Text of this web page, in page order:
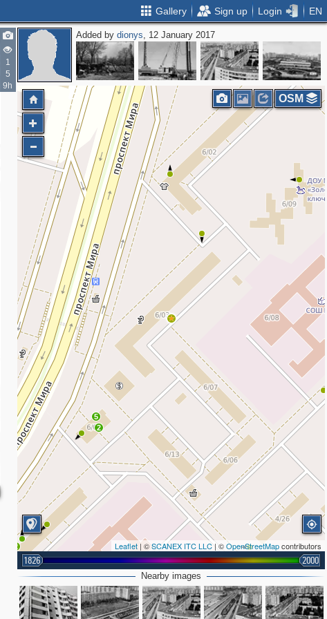
Gallery Sign up Login EN
1
5
9h
Added bydionys, 12 January 2017
2
5
2
2
Leaflet | ©SCANEX ITC LLC | ©OpenStreetMapcontributors
1826 2000
OSM
Nearby images